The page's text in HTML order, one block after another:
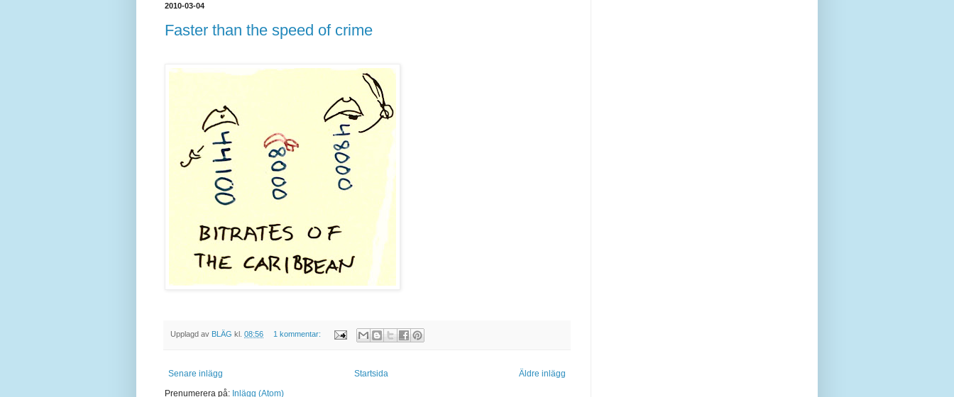
2010-03-04
Faster than the speed of crime
Upplagd av BLÄG kl. 08:56 1 kommentar:
Senare inlägg Äldre inlägg
Startsida
Prenumerera på: Inlägg (Atom)